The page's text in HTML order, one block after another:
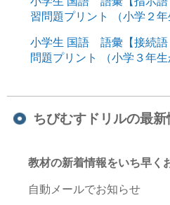
習問題プリント （小学２年
小学生 国語 語彙【接続語
問題プリント （小学３年生
ちびむすドリルの最
教材の新着情報をいち早く
自動メールでお知らせ